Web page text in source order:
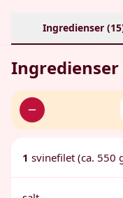
Ingredienser (15
Ingredienser
1 svinefilet (ca. 550